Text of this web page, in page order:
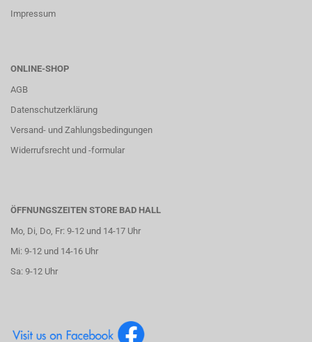
Impressum
ONLINE-SHOP
AGB
Datenschutzerklärung
Versand- und Zahlungsbedingungen
Widerrufsrecht und -formular
ÖFFNUNGSZEITEN STORE BAD HALL
Mo, Di, Do, Fr: 9-12 und 14-17 Uhr
Mi: 9-12 und 14-16 Uhr
Sa: 9-12 Uhr